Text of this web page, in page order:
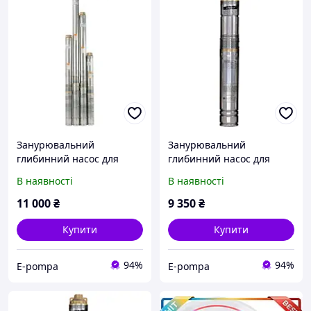
Занурювальний
глибинний насос для
75QJD 130-0.75 + пульт
управління,
В наявності
11 000₴
Купити
E-pompa 94%
Занурювальний
глибинний насос для
Sprut QGDa 1,2-100-0.75 +
пульт управління
В наявності
9 350₴
Купити
E-pompa 94%